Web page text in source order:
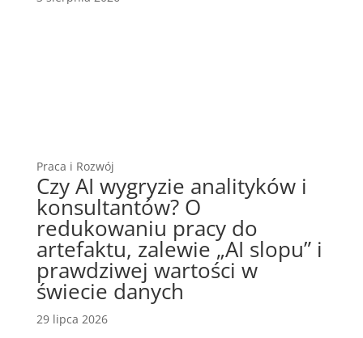
Praca i Rozwój
Czy AI wygryzie analityków i
konsultantów? O
redukowaniu pracy do
artefaktu, zalewie „AI slopu” i
prawdziwej wartości w
świecie danych
29 lipca 2026